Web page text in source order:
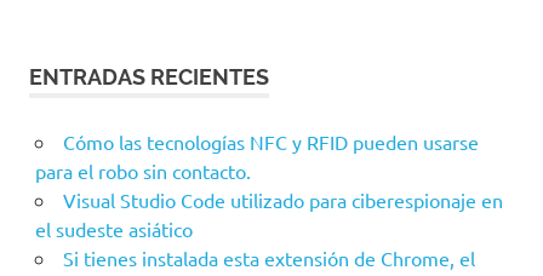
ENTRADAS RECIENTES
Cómo las tecnologías NFC y RFID pueden usarse
para el robo sin contacto.
Visual Studio Code utilizado para ciberespionaje en
el sudeste asiático
Si tienes instalada esta extensión de Chrome, el